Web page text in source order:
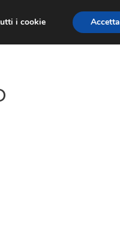
ECONOMIA EUROPEA
i cookie
Accetta